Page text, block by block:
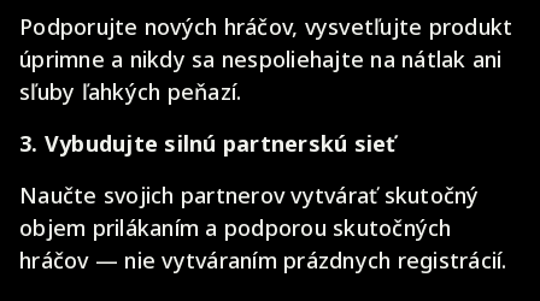
Podporujte nových hráčov, vysvetľujte produkt
úprimne a nikdy sa nespoliehajte na nátlak ani
sľuby ľahkých peňazí.
3. Vybudujte silnú partnerskú sieť
Naučte svojich partnerov vytvárať skutočný
objem prilákaním a podporou skutočných
hráčov — nie vytváraním prázdnych registrácií.